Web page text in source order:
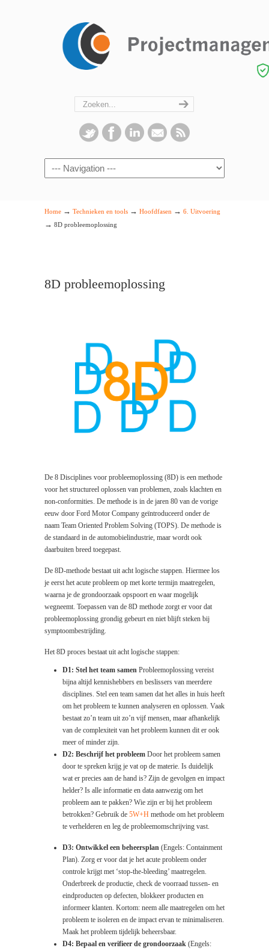
Navigation
Home → Technieken en tools → Hoofdfasen → 6. Uitvoering
→ 8D probleemoplossing
8D probleemoplossing
De 8 Disciplines voor probleemoplossing (8D) is een methode
voor het structureel oplossen van problemen, zoals klachten en
non-conformities. De methode is in de jaren 80 van de vorige
eeuw door Ford Motor Company geïntroduceerd onder de
naam Team Oriented Problem Solving (TOPS). De methode is
de standaard in de automobielindustrie, maar wordt ook
daarbuiten breed toegepast.
De 8D-methode bestaat uit acht logische stappen. Hiermee los
je eerst het acute probleem op met korte termijn maatregelen,
waarna je de grondoorzaak opspoort en waar mogelijk
wegneemt. Toepassen van de 8D methode zorgt er voor dat
probleemoplossing grondig gebeurt en niet blijft steken bij
symptoombestrijding.
Het 8D proces bestaat uit acht logische stappen:
D1: Stel het team samen Probleemoplossing vereist
bijna altijd kennishebbers en beslissers van meerdere
disciplines. Stel een team samen dat het alles in huis heeft
om het probleem te kunnen analyseren en oplossen. Vaak
bestaat zo’n team uit zo’n vijf mensen, maar afhankelijk
van de complexiteit van het probleem kunnen dit er ook
meer of minder zijn.
D2: Beschrijf het probleem Door het probleem samen
door te spreken krijg je vat op de materie. Is duidelijk
wat er precies aan de hand is? Zijn de gevolgen en impact
helder? Is alle informatie en data aanwezig om het
probleem aan te pakken? Wie zijn er bij het probleem
betrokken? Gebruik de 5W+H methode om het probleem
te verhelderen en leg de probleemomschrijving vast.
D3: Ontwikkel een beheersplan (Engels: Containment
Plan). Zorg er voor dat je het acute probleem onder
controle krijgt met ‘stop-the-bleeding’ maatregelen.
Onderbreek de productie, check de voorraad tussen- en
eindproducten op defecten, blokkeer producten en
informeer klanten. Kortom: neem alle maatregelen om het
probleem te isoleren en de impact ervan te minimaliseren.
Maak het probleem tijdelijk beheersbaar.
D4: Bepaal en verifieer de grondoorzaak (Engels: